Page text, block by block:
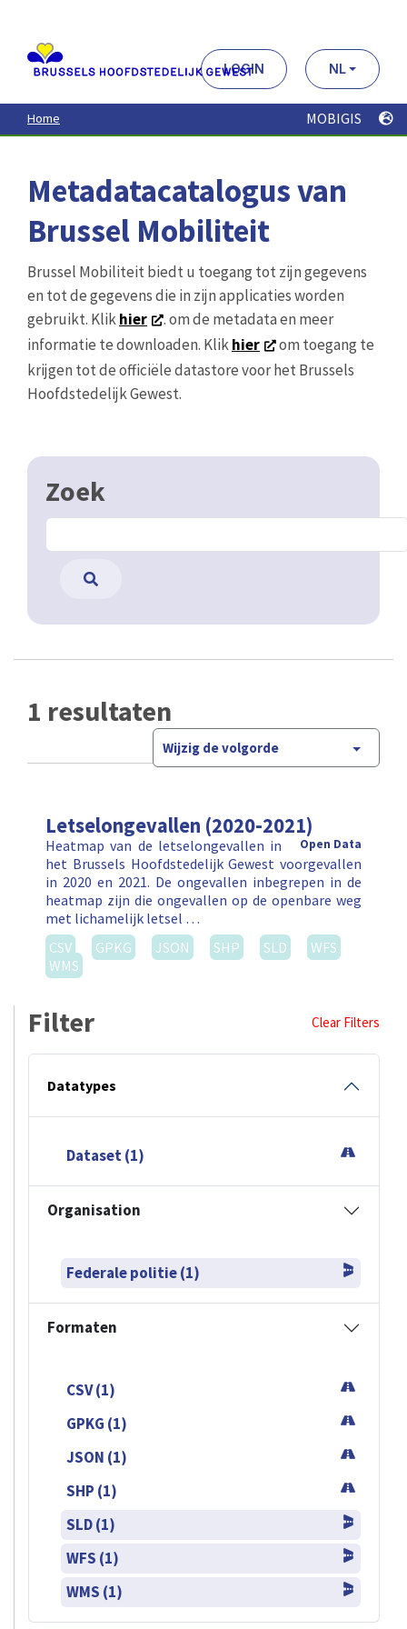
contenu
principal
LOGIN NL
Home MOBIGIS
Metadatacatalogus van
Brussel Mobiliteit
Brussel Mobiliteit biedt u toegang tot zijn gegevens
en tot de gegevens die in zijn applicaties worden
gebruikt. Klikhier
. om de metadata en meer
informatie te downloaden. Klikhier
om toegang te
krijgen tot de officiële datastore voor het Brussels
Hoofdstedelijk Gewest.
Zoek
1 resultaten
Wijzig de volgorde
Letselongevallen (2020-2021)
Open Data
Heatmap van de letselongevallen in
het Brussels Hoofdstedelijk Gewest voorgevallen
in 2020 en 2021. De ongevallen inbegrepen in de
heatmap zijn die ongevallen op de openbare weg
met lichamelijk letsel …
CSV
GPKG JSON SHP SLD
WFS
WMS
Filter Clear Filters
Datatypes
Dataset (1)
Organisation
Federale politie (1)
Formaten
CSV (1)
GPKG (1)
JSON (1)
SHP (1)
SLD (1)
WFS (1)
WMS (1)